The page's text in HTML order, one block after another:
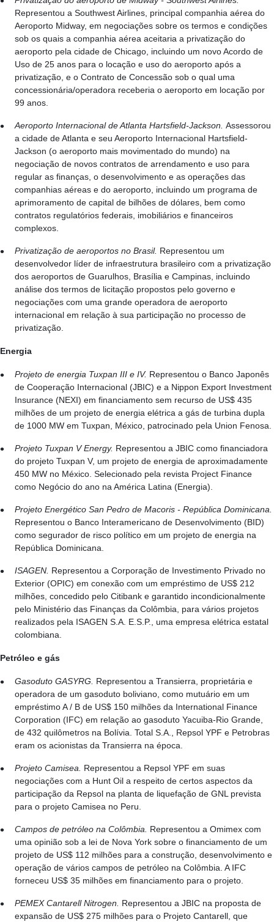
Representou a Southwest Airlines, principal companhia aérea do
Aeroporto Midway, em negociações sobre os termos e condições
sob os quais a companhia aérea aceitaria a privatização do
aeroporto pela cidade de Chicago, incluindo um novo Acordo de
Uso de 25 anos para o locação e uso do aeroporto após a
privatização, e o Contrato de Concessão sob o qual uma
concessionária/operadora receberia o aeroporto em locação por
99 anos.
Aeroporto Internacional de Atlanta Hartsfield-Jackson. Assessorou
a cidade de Atlanta e seu Aeroporto Internacional Hartsfield-
Jackson (o aeroporto mais movimentado do mundo) na
negociação de novos contratos de arrendamento e uso para
regular as finanças, o desenvolvimento e as operações das
companhias aéreas e do aeroporto, incluindo um programa de
aprimoramento de capital de bilhões de dólares, bem como
contratos regulatórios federais, imobiliários e financeiros
complexos.
Privatização de aeroportos no Brasil. Representou um
desenvolvedor líder de infraestrutura brasileiro com a privatização
dos aeroportos de Guarulhos, Brasília e Campinas, incluindo
análise dos termos de licitação propostos pelo governo e
negociações com uma grande operadora de aeroporto
internacional em relação à sua participação no processo de
privatização.
Energia
Projeto de energia Tuxpan III e IV. Representou o Banco Japonês
de Cooperação Internacional (JBIC) e a Nippon Export Investment
Insurance (NEXI) em financiamento sem recurso de US$ 435
milhões de um projeto de energia elétrica a gás de turbina dupla
de 1000 MW em Tuxpan, México, patrocinado pela Union Fenosa.
Projeto Tuxpan V Energy. Representou a JBIC como financiadora
do projeto Tuxpan V, um projeto de energia de aproximadamente
450 MW no México. Selecionado pela revista Project Finance
como Negócio do ano na América Latina (Energia).
Projeto Energético San Pedro de Macoris - República Dominicana.
Representou o Banco Interamericano de Desenvolvimento (BID)
como segurador de risco político em um projeto de energia na
República Dominicana.
ISAGEN. Representou a Corporação de Investimento Privado no
Exterior (OPIC) em conexão com um empréstimo de US$ 212
milhões, concedido pelo Citibank e garantido incondicionalmente
pelo Ministério das Finanças da Colômbia, para vários projetos
realizados pela ISAGEN S.A. E.S.P., uma empresa elétrica estatal
colombiana.
Petróleo e gás
Gasoduto GASYRG. Representou a Transierra, proprietária e
operadora de um gasoduto boliviano, como mutuário em um
empréstimo A / B de US$ 150 milhões da International Finance
Corporation (IFC) em relação ao gasoduto Yacuiba-Rio Grande,
de 432 quilômetros na Bolívia. Total S.A., Repsol YPF e Petrobras
eram os acionistas da Transierra na época.
Projeto Camisea. Representou a Repsol YPF em suas
negociações com a Hunt Oil a respeito de certos aspectos da
participação da Repsol na planta de liquefação de GNL prevista
para o projeto Camisea no Peru.
Campos de petróleo na Colômbia. Representou a Omimex com
uma opinião sob a lei de Nova York sobre o financiamento de um
projeto de US$ 112 milhões para a construção, desenvolvimento e
operação de vários campos de petróleo na Colômbia. A IFC
forneceu US$ 35 milhões em financiamento para o projeto.
PEMEX Cantarell Nitrogen. Representou a JBIC na proposta de
expansão de US$ 275 milhões para o Projeto Cantarell, que